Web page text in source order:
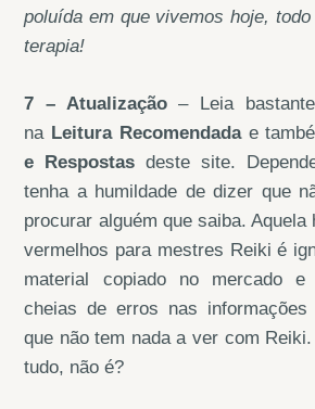
poluída em que vivemos hoje,
terapia!
7 – Atualização– Leia
na Leitura Recomendadae
e Respostas deste site.
tenha a humildade de dizer que
procurar alguém que saiba. Aquela
vermelhos para mestres Reiki é
material copiado no mercado
cheias de erros nas
que não tem nada a ver com
tudo, não é?